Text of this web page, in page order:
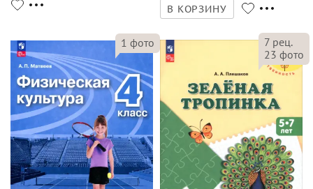
В КОРЗИНУ
1 фото 7 рец.
23 фото